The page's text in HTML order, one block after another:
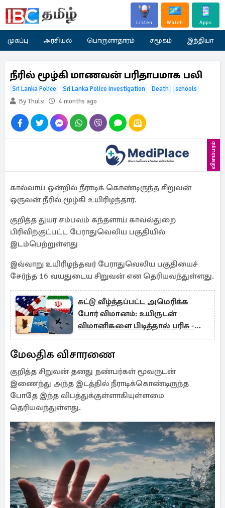
Listen Watch Apps
முகப்பு அரசியல் பொருளாதாரம் சமூகம் இந்தியா
நீரில் மூழ்கி மாணவன் பரிதாபமாக பலி
Sri Lanka Police Sri Lanka Police Investigation Death
schools
By Thulsi
4 months ago
விளம்பரம்
கால்வாய் ஒன்றில் நீராடிக் கொண்டிருந்த சிறுவன்
ஒருவன் நீரில் மூழ்கி உயிரிழந்தார்.
குறித்த துயர சம்பவம் கந்தளாய் காவல்துறை
பிரிவிற்குட்பட்ட பேராதுவெலிய பகுதியில்
இடம்பெற்றுள்ளது
இவ்வாறு உயிரிழந்தவர் பேராதுவெலிய பகுதியைச்
சேர்ந்த 16 வயதுடைய சிறுவன் என தெரியவந்துள்ளது.
சுட்டு வீழ்த்தப்பட்ட அமெரிக்க
போர் விமானம்: உயிருடன்
விமானிகளை பிடித்தால் பரிசு -
ஈரான் அறிவிப்பு
மேலதிக விசாரணை
குறித்த சிறுவன் தனது நண்பர்கள் மூவருடன்
இணைந்து அந்த இடத்தில் நீராடிக்கொண்டிருந்த
போதே இந்த விபத்துக்குள்ளாகியுள்ளமை
தெரியவந்துள்ளது.